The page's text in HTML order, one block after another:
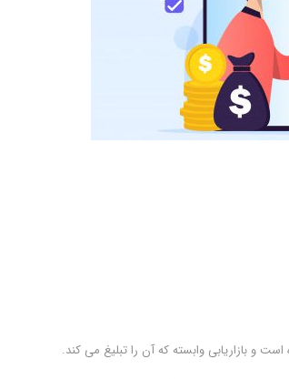
و بازاریابی وابسته که آن را تبلیغ می کند.